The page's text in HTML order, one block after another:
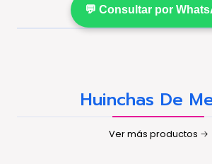
💬 Consultar por
Huinchas De
Ver más productos